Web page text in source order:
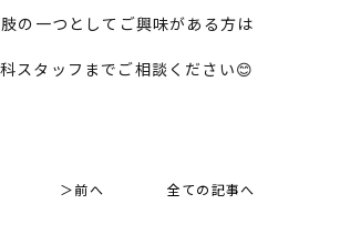
の一つとしてご興味がある方は
スタッフまでご相談ください😊
＞前へ 全ての記事へ